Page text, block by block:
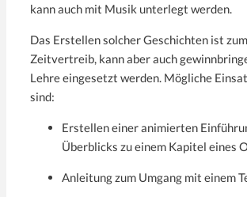
kann auch mit Musik unterlegt werden.
Das Erstellen solcher Geschichten ist
Zeitvertreib, kann aber auch
Lehre eingesetzt werden. Mögliche
sind:
Erstellen einer animierten
Überblicks zu einem Kapitel eines
Anleitung zum Umgang mit einem